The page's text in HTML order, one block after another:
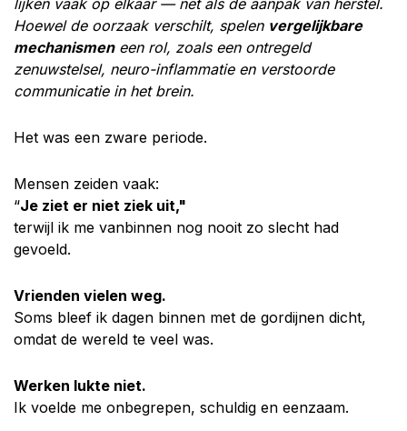
Hoewel de oorzaak verschilt, spelen vergelijkbare
mechanismeneen rol, zoals een ontregeld
zenuwstelsel, neuro-inflammatie en verstoorde
communicatie in het brein.
Het was een zware periode.
Mensen zeiden vaak:
“Je ziet er niet ziek uit,"
terwijl ik me vanbinnen nog nooit zo slecht had
gevoeld.
Vrienden vielen weg.
Soms bleef ik dagen binnen met de gordijnen dicht,
omdat de wereld te veel was.
Werken lukte niet.
Ik voelde me onbegrepen, schuldig en eenzaam.